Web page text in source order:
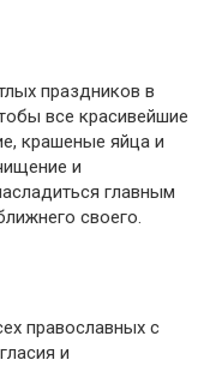
праздников в
все красивейшие
крашеные яйца и
и
главным
своего.
православных с
и